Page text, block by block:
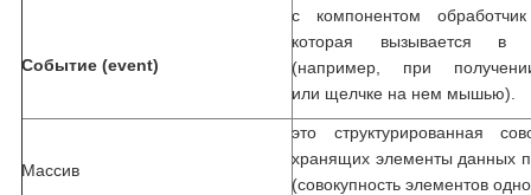
Событие (event)
с компонентом
которая вызывается в
(например, при
или щелчке на нем мышью).
Массив
это структурированная
хранящих элементы
(совокупность элементов